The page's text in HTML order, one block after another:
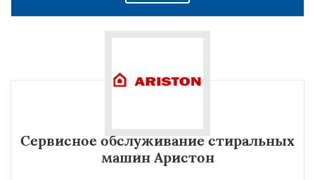
Сервисное обслуживание стиральных
машин Аристон